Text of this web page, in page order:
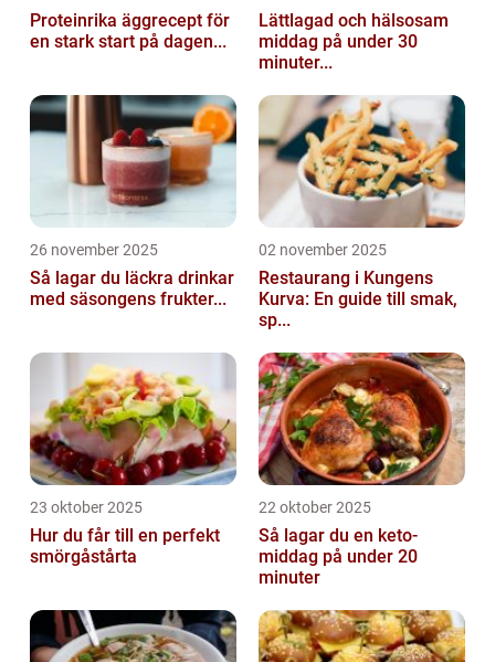
Proteinrika äggrecept för
en stark start på dagen...
Lättlagad och hälsosam
middag på under 30
minuter...
26 november 2025
Så lagar du läckra drinkar
med säsongens frukter...
02 november 2025
Restaurang i Kungens
Kurva: En guide till smak,
sp...
23 oktober 2025
Hur du får till en perfekt
smörgåstårta
22 oktober 2025
Så lagar du en keto-
middag på under 20
minuter